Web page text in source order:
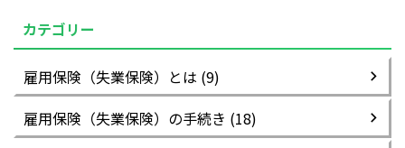
カテゴリー
雇用保険（失業保険）とは (9)
雇用保険（失業保険）の手続き (18)